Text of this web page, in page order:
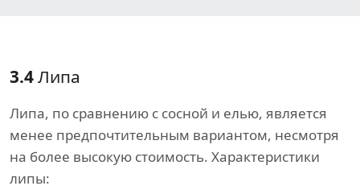
3.4Липа
Липа, по сравнению с сосной и елью, является
менее предпочтительным вариантом, несмотря
на более высокую стоимость. Характеристики
липы: